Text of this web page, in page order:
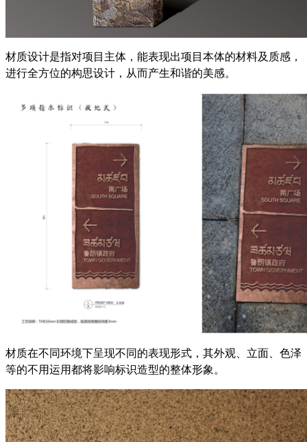
材质设计是指对项目主体，能表现出项目本体的材料及质感，
进行全方位的构思设计，从而产生和谐的美感。
材质在不同环境下呈现不同的表现形式，其外观、立面、色泽
等的不用运用都将影响标识造型的整体形象。